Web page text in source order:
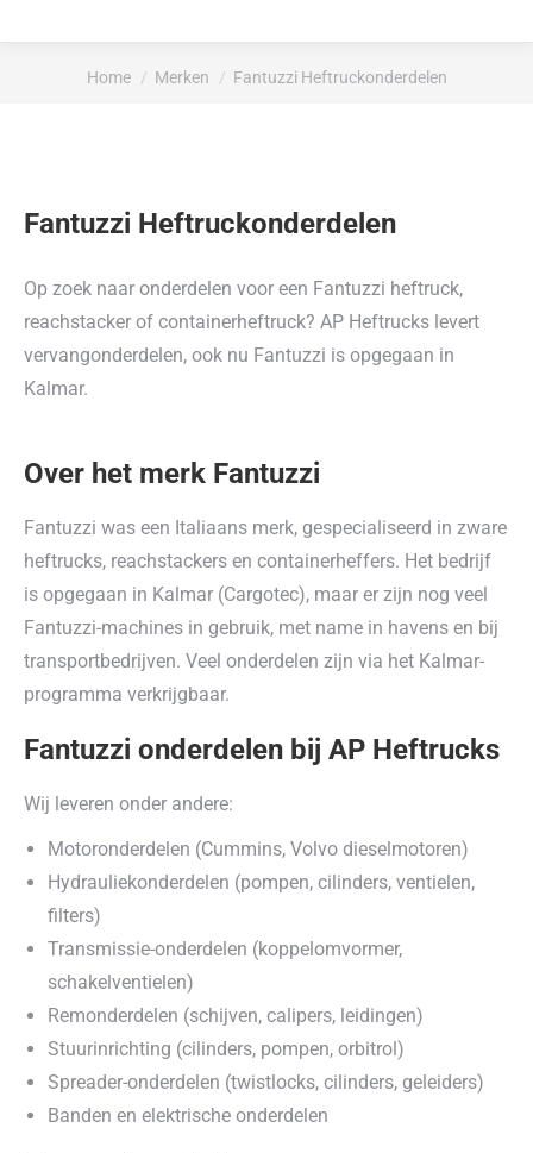
Je bent hier:
Home Merken Fantuzzi Heftruckonderdelen
Fantuzzi Heftruckonderdelen
Op zoek naar onderdelen voor een Fantuzzi heftruck,
reachstacker of containerheftruck? AP Heftrucks levert
vervangonderdelen, ook nu Fantuzzi is opgegaan in
Kalmar.
Over het merk Fantuzzi
Fantuzzi was een Italiaans merk, gespecialiseerd in zware
heftrucks, reachstackers en containerheffers. Het bedrijf
is opgegaan in Kalmar (Cargotec), maar er zijn nog veel
Fantuzzi-machines in gebruik, met name in havens en bij
transportbedrijven. Veel onderdelen zijn via het Kalmar-
programma verkrijgbaar.
Fantuzzi onderdelen bij AP Heftrucks
Wij leveren onder andere:
Motoronderdelen (Cummins, Volvo dieselmotoren)
Hydrauliekonderdelen (pompen, cilinders, ventielen,
filters)
Transmissie-onderdelen (koppelomvormer,
schakelventielen)
Remonderdelen (schijven, calipers, leidingen)
Stuurinrichting (cilinders, pompen, orbitrol)
Spreader-onderdelen (twistlocks, cilinders, geleiders)
Banden en elektrische onderdelen